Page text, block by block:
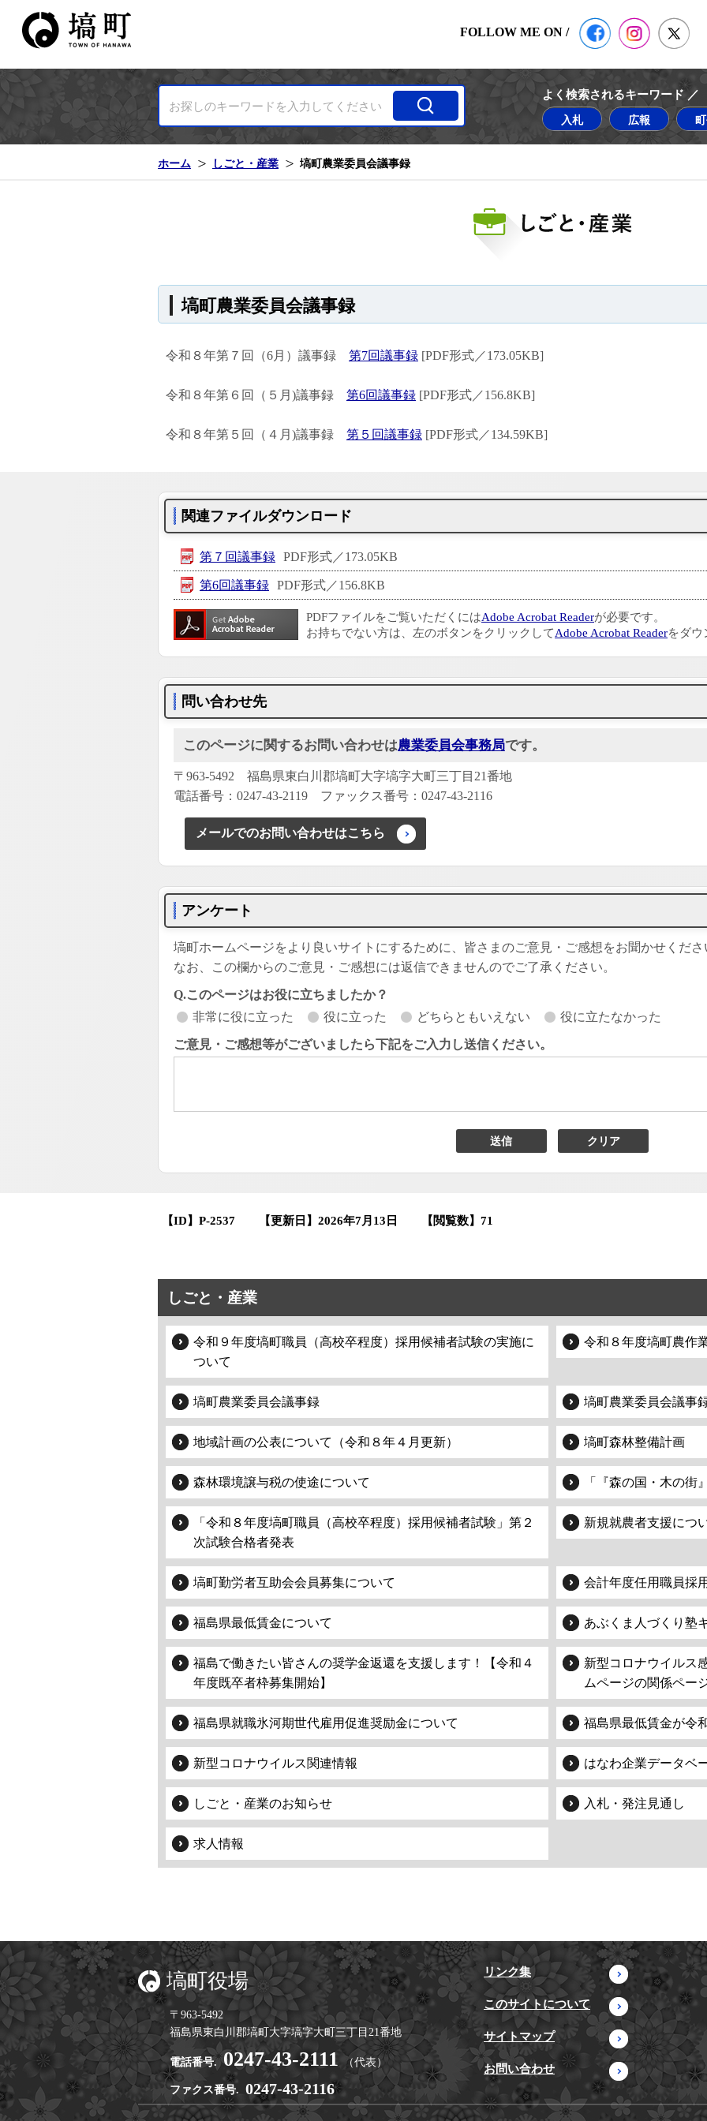
FOLLOW ME ON / 公式Facebook
塙町
よく検索されるキーワード ／
入札
広報
ホーム しごと・産業 塙町農業委員会議事録
塙町農業委員会議事録
令和８年第７回（6月）議事録 第7回議事録 [PDF形式／173.05KB]
令和８年第６回（５月)議事録 第6回議事録 [PDF形式／156.8KB]
令和８年第５回（４月)議事録 第５回議事録 [PDF形式／134.59KB]
関連ファイルダウンロード
第７回議事録 PDF形式／173.05KB
第6回議事録 PDF形式／156.8KB
PDFファイルをご覧いただくにはAdobe Acrobat Readerが必要です。
お持ちでない方は、左のボタンをクリックしてAdobe Acrobat Readerをダウ
問い合わせ先
このページに関するお問い合わせは農業委員会事務局です。
〒963-5492 福島県東白川郡塙町大字塙字大町三丁目21番地
電話番号：0247-43-2119 ファックス番号：0247-43-2116
メールでのお問い合わせはこちら
アンケート
塙町ホームページをより良いサイトにするために、皆さまのご意見・ご感想をお聞かせくださ
なお、この欄からのご意見・ご感想には返信できませんのでご了承ください。
Q.このページはお役に立ちましたか？
非常に役に立った
役に立った どちらともいえない 役に立たなかった
ご意見・ご感想等がございましたら下記をご入力し送信ください。
【ID】 P-2537 【更新日】 2026年7月13日 【閲覧数】 71
しごと・産業
令和９年度塙町職員（高校卒程度）採用候補者試験の実施に
ついて
令和８年度塙町農作
塙町農業委員会議事録 塙町農業委員会議事
地域計画の公表について（令和８年４月更新） 塙町森林整備計画
森林環境譲与税の使途について 「『森の国・木の街
「令和８年度塙町職員（高校卒程度）採用候補者試験」第２
次試験合格者発表
新規就農者支援につ
塙町勤労者互助会会員募集について 会計年度任用職員採
福島県最低賃金について あぶくま人づくり塾
福島で働きたい皆さんの奨学金返還を支援します！【令和４
年度既卒者枠募集開始】
新型コロナウイルス
ムページの関係ペー
福島県就職氷河期世代雇用促進奨励金について 福島県最低賃金が令
新型コロナウイルス関連情報 はなわ企業データベ
しごと・産業のお知らせ 入札・発注見通し
求人情報
塙町役場
〒963-5492
福島県東白川郡塙町大字塙字大町三丁目21番地
電話番号. 0247-43-2111 （代表）
ファクス番号. 0247-43-2116
リンク集
このサイトについて
サイトマップ
お問い合わせ